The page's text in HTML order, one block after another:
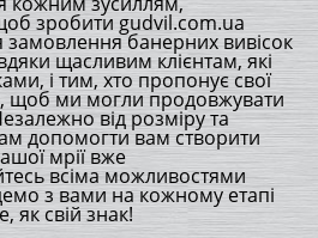
зробити gudvil.com.ua
замовлення банерних вивісок
щасливим клієнтам, які
і тим, хто пропонує свої
щоб ми могли продовжувати
від розміру та
допомогти вам створити
мрії вже
всіма можливостями
з вами на кожному етапі
як свій знак!